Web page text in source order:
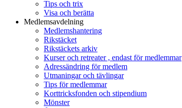
Tips och trix
Visa och berätta
Medlemsavdelning
Medlemshantering
Rikstäcket
Rikstäckets arkiv
Kurser och retreater , endast för medlemmar
Adressändring för medlem
Utmaningar och tävlingar
Tips för medlemmar
Korttricksfonden och stipendium
Mönster